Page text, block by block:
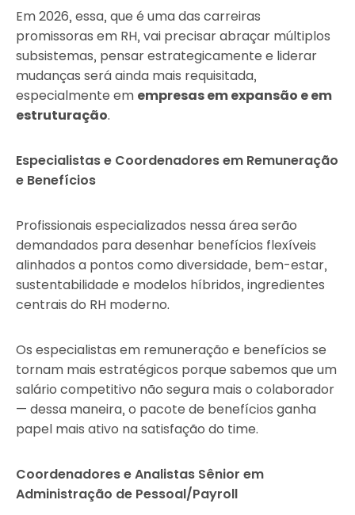
Em 2026, essa, que é uma das carreiras
promissoras em RH, vai precisar abraçar múltiplos
subsistemas, pensar estrategicamente e liderar
mudanças será ainda mais requisitada,
especialmente em empresas em expansão e em
estruturação.
Especialistas e Coordenadores em Remuneração
e Benefícios
Profissionais especializados nessa área serão
demandados para desenhar benefícios flexíveis
alinhados a pontos como diversidade, bem-estar,
sustentabilidade e modelos híbridos, ingredientes
centrais do RH moderno.
Os especialistas em remuneração e benefícios se
tornam mais estratégicos porque sabemos que um
salário competitivo não segura mais o colaborador
— dessa maneira, o pacote de benefícios ganha
papel mais ativo na satisfação do time.
Coordenadores e Analistas Sênior em
Administração de Pessoal/Payroll